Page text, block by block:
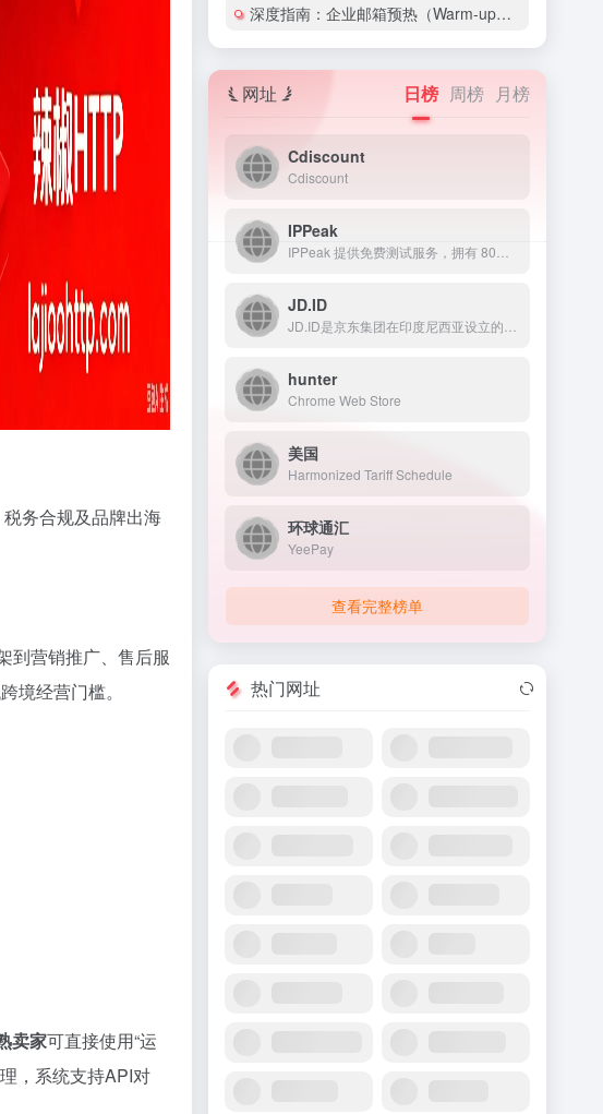
务合规及品牌出海
到营销推广、售后服
境经营门槛。
卖家可直接使用“运
，系统支持API对
深度指南：企业邮箱预热（Warm-up）的详细技巧与实操策略（含配图）
网址 日榜 周榜 月榜
Cdiscount
Cdiscount
IPPeak
JD.ID
hunter
Chrome Web Store
美国
Harmonized Tariff Schedule
环球通汇
YeePay
查看完整榜单
热门网址